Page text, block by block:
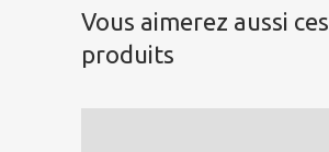
Vous aimerez aussi ces
produits